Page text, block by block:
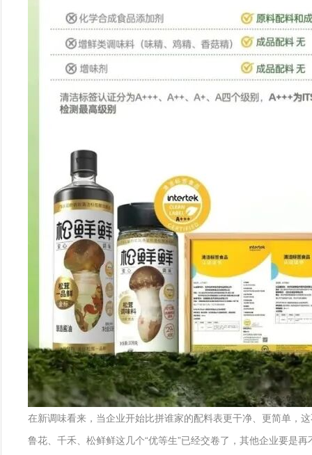
在新调味看来，当企业开始比拼谁家的配料表更干净、更简单，
鲁花、千禾、松鲜鲜这几个“优等生”已经交卷了，其他企业要是